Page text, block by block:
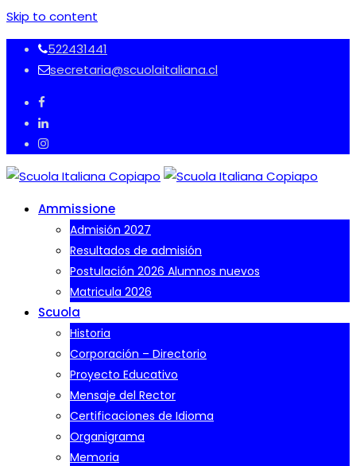
Skip to content
522431441
secretaria@scuolaitaliana.cl
Ammissione
Admisión 2027
Resultados de admisión
Postulación 2026 Alumnos nuevos
Matricula 2026
Scuola
Historia
Corporación – Directorio
Proyecto Educativo
Mensaje del Rector
Certificaciones de Idioma
Organigrama
Memoria